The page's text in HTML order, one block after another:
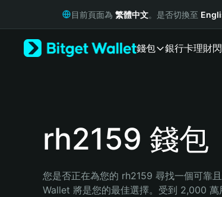
Русский
Bahasa Indonesia
目前頁面為 繁體中文。是否切換至
錢包 銀行卡理財
rh2159 錢包
您是否正在為您的 rh2159 尋找一個可靠
Wallet 將是您的最佳選擇。受到 2,000 萬